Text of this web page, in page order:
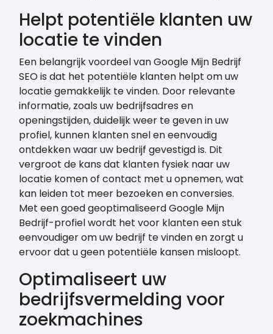
Helpt potentiële klanten uw
locatie te vinden
Een belangrijk voordeel van Google Mijn Bedrijf
SEO is dat het potentiële klanten helpt om uw
locatie gemakkelijk te vinden. Door relevante
informatie, zoals uw bedrijfsadres en
openingstijden, duidelijk weer te geven in uw
profiel, kunnen klanten snel en eenvoudig
ontdekken waar uw bedrijf gevestigd is. Dit
vergroot de kans dat klanten fysiek naar uw
locatie komen of contact met u opnemen, wat
kan leiden tot meer bezoeken en conversies.
Met een goed geoptimaliseerd Google Mijn
Bedrijf-profiel wordt het voor klanten een stuk
eenvoudiger om uw bedrijf te vinden en zorgt u
ervoor dat u geen potentiële kansen misloopt.
Optimaliseert uw
bedrijfsvermelding voor
zoekmachines